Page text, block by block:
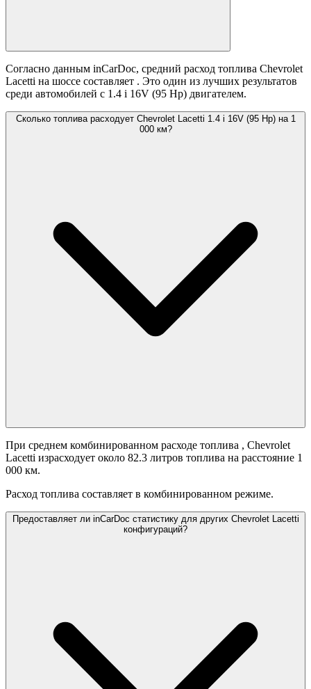
Согласно данным inCarDoc, средний расход топлива Chevrolet
Lacetti на шоссе составляет . Это один из лучших результатов
среди автомобилей с 1.4 i 16V (95 Hp) двигателем.
Сколько топлива расходует Chevrolet Lacetti 1.4 i 16V (95 Hp) на 1
000 км?
При среднем комбинированном расходе топлива , Chevrolet
Lacetti израсходует около 82.3 литров топлива на расстояние 1
000 км.
Расход топлива составляет в комбинированном режиме.
Предоставляет ли inCarDoc статистику для других Chevrolet Lacetti
конфигураций?